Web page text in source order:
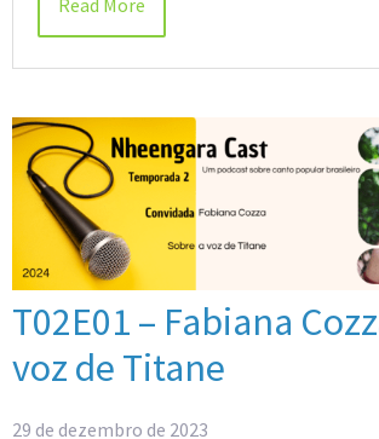
T02E01 – Fabiana
voz de Titane
29 de dezembro de 2023